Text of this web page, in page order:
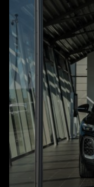
KONTAKT
E-LELLEK